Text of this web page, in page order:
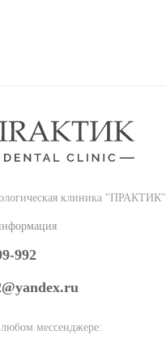
клиника "ПРАКТИК"
992
мессенджере: